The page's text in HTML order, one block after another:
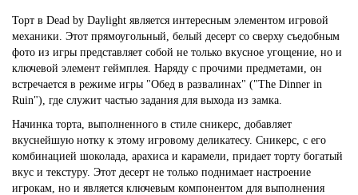
Торт в Dead by Daylight является интересным элементом игровой
механики. Этот прямоугольный, белый десерт со сверху съедобным
фото из игры представляет собой не только вкусное угощение, но и
ключевой элемент геймплея. Наряду с прочими предметами, он
встречается в режиме игры "Обед в развалинах" ("The Dinner in
Ruin"), где служит частью задания для выхода из замка.
Начинка торта, выполненного в стиле сникерс, добавляет
вкуснейшую нотку к этому игровому деликатесу. Сникерс, с его
комбинацией шоколада, арахиса и карамели, придает торту богатый
вкус и текстуру. Этот десерт не только поднимает настроение
игрокам, но и является ключевым компонентом для выполнения